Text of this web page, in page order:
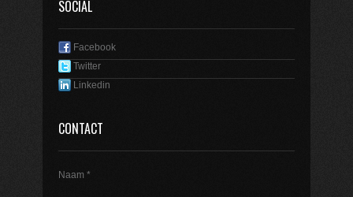
SOCIAL
Facebook
Twitter
Linkedin
CONTACT
Naam *